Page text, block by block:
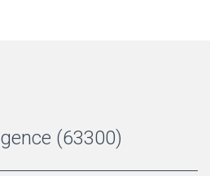
(63300)